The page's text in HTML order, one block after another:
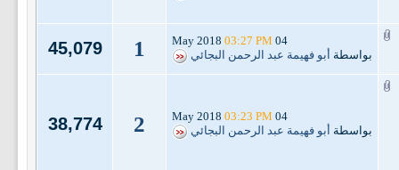
04 May 2018
03:27 PM
بواسطة أبو فهيمة عبد الرحمن البجائي 1
45,079
04 May 2018
03:23 PM
بواسطة أبو فهيمة عبد الرحمن البجائي 2
38,774